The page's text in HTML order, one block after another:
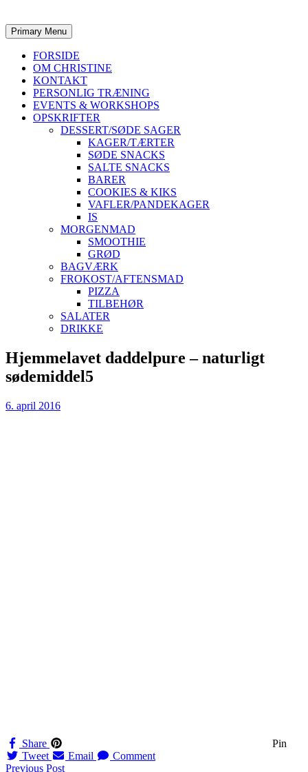
Primary Menu
FORSIDE
OM CHRISTINE
KONTAKT
PERSONLIG TRÆNING
EVENTS & WORKSHOPS
OPSKRIFTER
DESSERT/SØDE SAGER
KAGER/TÆRTER
SØDE SNACKS
SALTE SNACKS
BARER
COOKIES & KIKS
VAFLER/PANDEKAGER
IS
MORGENMAD
SMOOTHIE
GRØD
BAGVÆRK
FROKOST/AFTENSMAD
PIZZA
TILBEHØR
SALATER
DRIKKE
Skip
to
content
Hjemmelavet daddelpure – naturligt
sødemiddel5
6. april 2016
Share
Pin
Tweet
Email Comment
Previous Post